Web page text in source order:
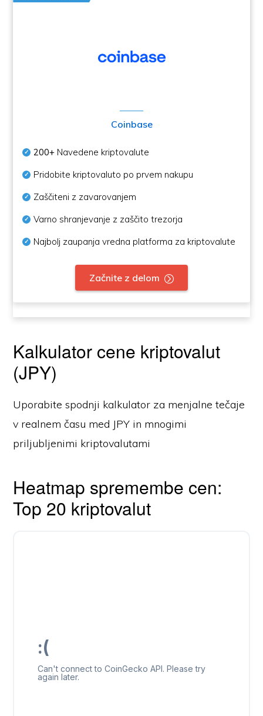
Coinbase
200+ Navedene kriptovalute
Pridobite kriptovaluto po prvem nakupu
Zaščiteni z zavarovanjem
Varno shranjevanje z zaščito trezorja
Najbolj zaupanja vredna platforma za kriptovalute
Začnite z delom
Kalkulator cene kriptovalut
(JPY)
Uporabite spodnji kalkulator za menjalne tečaje
v realnem času med JPY in mnogimi
priljubljenimi kriptovalutami
Heatmap spremembe cen:
Top 20 kriptovalut